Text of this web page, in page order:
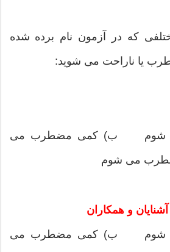
که در آزمون نام برده شده
یا ناراحت می شوید:
شوم ب) کمی مضطرب می
می شوم
شوم ب) کمی مضطرب می